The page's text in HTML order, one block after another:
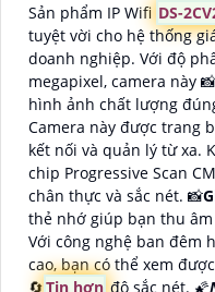
Sản phẩm IP Wifi DS-
tuyệt vời cho hệ thống
doanh nghiệp. Với độ
megapixel, camera này 📸
hình ảnh chất lượng
Camera này được trang
kết nối và quản lý từ xa.
chip Progressive Scan
chân thực và sắc nét. 📸
thẻ nhớ giúp bạn thu
Với công nghệ ban đêm
cao, bạn có thể xem
🔄Tin hơn độ sắc nét. 🌠